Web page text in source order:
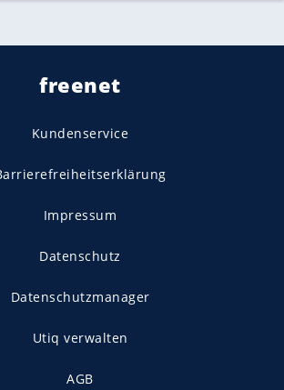
freenet
Kundenservice
Impressum
Datenschutz
Datenschutzmanager
Utiq verwalten
AGB